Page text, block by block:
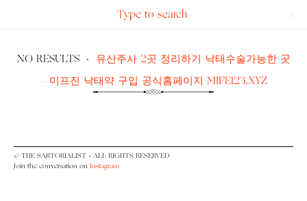
Sartorialist
NO RESULTS· 유산주사 2곳 정리하기 낙태수술가능한 곳
- 미프진 낙태약 구입 공식홈페이지 MIFE123.XYZ
© THE SARTORIALIST • ALL RIGHTS RESERVED
Join the conversation on Instagram